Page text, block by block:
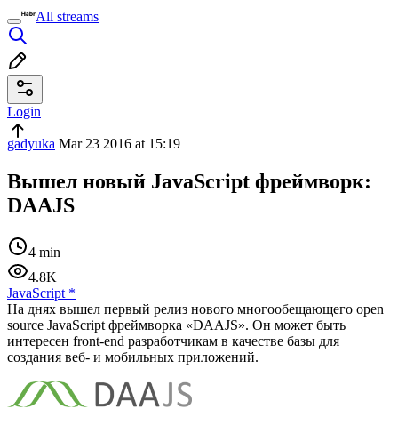
All streams
Login
gadyuka Mar 23 2016 at 15:19
Вышел новый JavaScript фреймворк:
DAAJS
4 min
4.8K
JavaScript *
На днях вышел первый релиз нового многообещающего open
source JavaScript фреймворка «DAAJS». Он может быть
интересен front-end разработчикам в качестве базы для
создания веб- и мобильных приложений.